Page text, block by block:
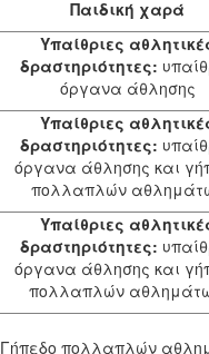
Παιδική χαρά
Υπαίθριες
δραστηριότητες:
όργανα άθλησης
Υπαίθριες
δραστηριότητες:
όργανα άθλησης και
πολλαπλών
Υπαίθριες
δραστηριότητες:
όργανα άθλησης και
πολλαπλών
Γήπεδο πολλαπλών